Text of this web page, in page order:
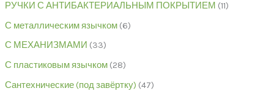
РУЧКИ С АНТИБАКТЕРИАЛЬНЫМ ПОКРЫТИЕМ
11
С металлическим язычком 6
С МЕХАНИЗМАМИ 33
С пластиковым язычком 28
Сантехнические (под завёртку) 47